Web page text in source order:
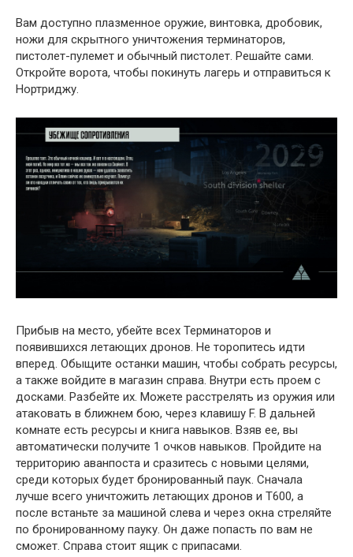
Вам доступно плазменное оружие, винтовка, дробовик,
ножи для скрытного уничтожения терминаторов,
пистолет-пулемет и обычный пистолет. Решайте сами.
Откройте ворота, чтобы покинуть лагерь и отправиться к
Нортриджу.
Прибыв на место, убейте всех Терминаторов и
появившихся летающих дронов. Не торопитесь идти
вперед. Обыщите останки машин, чтобы собрать ресурсы,
а также войдите в магазин справа. Внутри есть проем с
досками. Разбейте их. Можете расстрелять из оружия или
атаковать в ближнем бою, через клавишу F. В дальней
комнате есть ресурсы и книга навыков. Взяв ее, вы
автоматически получите 1 очков навыков. Пройдите на
территорию аванпоста и сразитесь с новыми целями,
среди которых будет бронированный паук. Сначала
лучше всего уничтожить летающих дронов и Т600, а
после встаньте за машиной слева и через окна стреляйте
по бронированному пауку. Он даже попасть по вам не
сможет. Справа стоит ящик с припасами.